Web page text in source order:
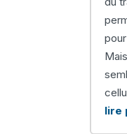
lire